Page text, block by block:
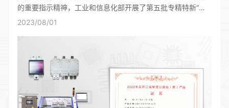
的重要指示精神，工业和信息化部开展了第五批专精特新“小
巨人”企业培育和第二批专精特新“小巨人”企业复核工作，现已
2023/08/01